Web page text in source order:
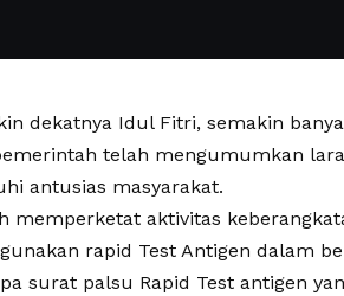
dekatnya Idul Fitri, semakin
telah mengumumkan
antusias masyarakat.
memperketat aktivitas
rapid Test Antigen dalam
surat palsu Rapid Test antigen